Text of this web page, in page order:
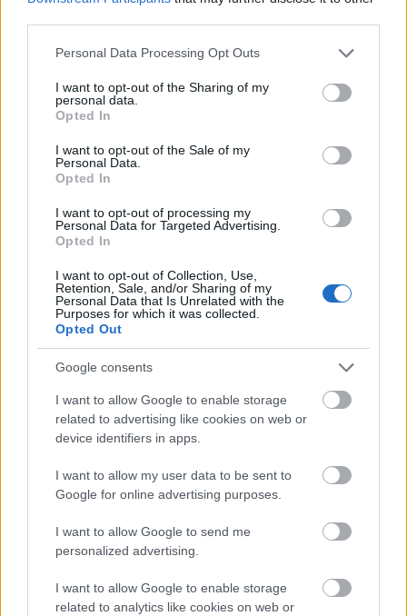
Please note that this website/app uses one or more Google
not limited to your visit or usage behaviour. You may click to
grant or deny consent to Google and its third-party tags to
use your data for below specified purposes in below Google
consent section.
Personal Data Processing Opt Outs
I want to opt-out of the Sharing of my
personal data.
Opted In
I want to opt-out of the Sale of my
Personal Data.
Opted In
I want to opt-out of processing my
Personal Data for Targeted Advertising.
Opted In
I want to opt-out of Collection, Use,
Retention, Sale, and/or Sharing of my
Personal Data that Is Unrelated with the
Purposes for which it was collected.
Opted Out
Google consents
I want to allow Google to enable storage
related to advertising like cookies on web or
device identifiers in apps.
I want to allow my user data to be sent to
Google for online advertising purposes.
I want to allow Google to send me
personalized advertising.
I want to allow Google to enable storage
related to analytics like cookies on web or
Az ipar továbbra is gyengélkedik, és ez a
GDP-n is látszik
ELEMZÉSEK
HUN-REN: gazdasági és ellátási szempontok
nem írhatják felül a nukleáris biztonságot
ENERGETIKA 6 órája
Tovább nőtt itthon az egyéni vállalkozások
VÁLLALKOZÁS 7 órája